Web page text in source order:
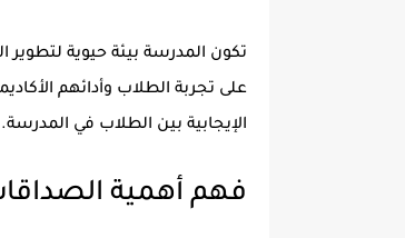
تكون المدرسة بيئة حيوية
على تجربة الطلاب وأدائهم
الإيجابية بين الطلاب في المدرسة.
فهم أهمية